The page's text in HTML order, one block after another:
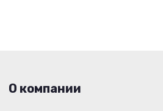
О компании